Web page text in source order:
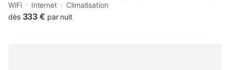
and wellness centre and air conditioning. A hot tub is available
for guests, along with wellness packages.
WiFi Internet
Climatisation
dès 333 € par nuit